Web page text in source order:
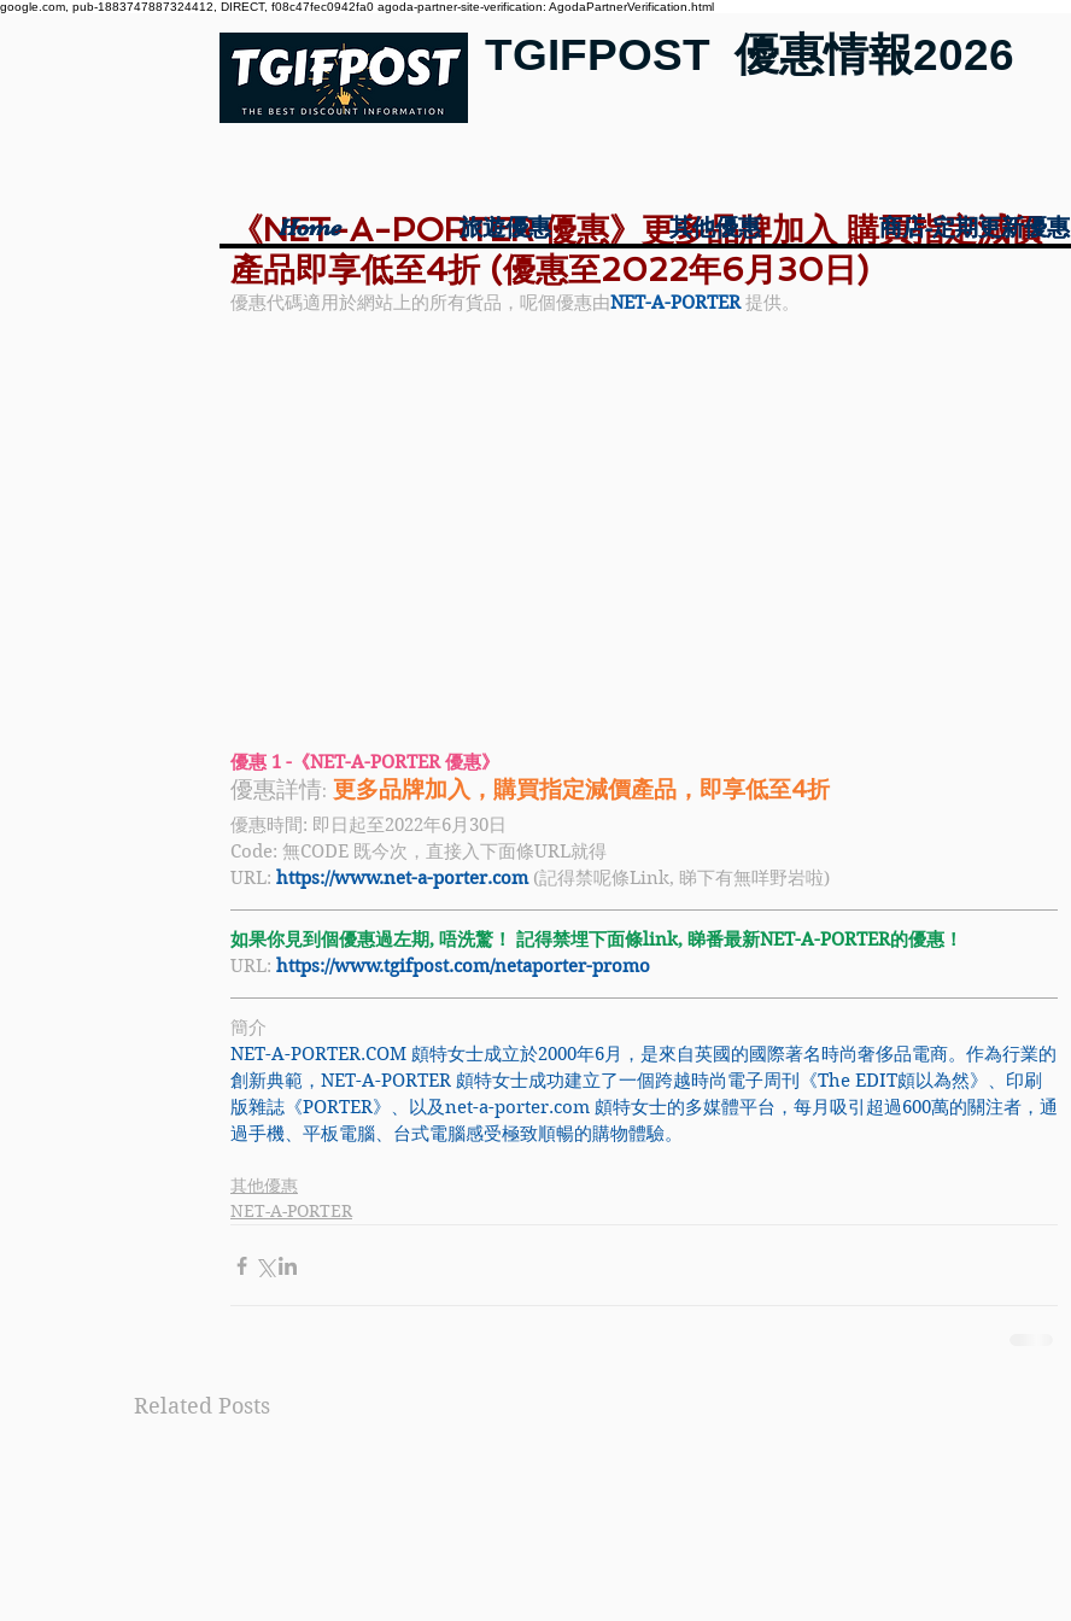
google.com, pub-1883747887324412, DIRECT, f08c47fec0942fa0 agoda-partner-site-verification: AgodaPartnerVerification.html
TGIFPOST 優惠情報2026
Home 旅遊優惠 其他優惠 商店-定期更新優惠
Home 旅遊優惠 其他優惠 商店-定期更新優惠
《NET-A-PORTER 優惠》更多品牌加入 購買指定減價
產品即享低至4折 (優惠至2022年6月30日)
優惠代碼適用於網站上的所有貨品，呢個優惠由NET-A-PORTER 提供。
優惠 1 -《NET-A-PORTER 優惠》
優惠詳情: 更多品牌加入，購買指定減價產品，即享低至4折
優惠時間: 即日起至2022年6月30日
Code: 無CODE 既今次，直接入下面條URL就得
URL: https://www.net-a-porter.com (記得禁呢條Link, 睇下有無咩野岩啦)
如果你見到個優惠過左期, 唔洗驚！ 記得禁埋下面條link, 睇番最新NET-A-PORTER的優惠！
URL: https://www.tgifpost.com/netaporter-promo
簡介
NET-A-PORTER.COM 頗特女士成立於2000年6月，是來自英國的國際著名時尚奢侈品電商。作為行業的
創新典範， NET-A-PORTER 頗特女士成功建立了一個跨越時尚電子周刊《The EDIT頗以為然》、印刷
版雜誌《PORTER》、以及net-a-porter.com 頗特女士的多媒體平台，每月吸引超過600萬的關注者，通
過手機、平板電腦、台式電腦感受極致順暢的購物體驗。
其他優惠
NET-A-PORTER
Related Posts